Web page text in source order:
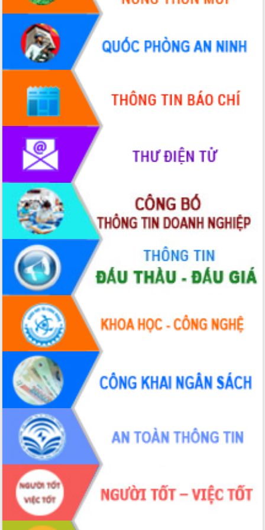
Hòn Yến phát triển du lịch gắn với bảo
tồn biển
Lấy ý kiến điều chỉnh Quy hoạch tỉnh
Đắk Lắk thời kỳ 2021-2030, tầm nhìn
đến năm 2050
Phát động chiến dịch 30 ngày đêm
giải phóng mặt bằng Tuyến đường bộ
ven biển
Đắk Lắk nỗ lực thúc đẩy tăng trưởng
kinh tế từ 10% trở lên trong Quý
II/2026
Đắk Lắk ký kết thỏa thuận hợp tác về
chuyển đổi số giai đoạn 2026 – 2030
với Tập đoàn Bưu chính Viễn thông
Việt Nam
Thứ trưởng Bộ Y tế làm việc với tỉnh
Đắk Lắk về phát triển nhân lực y tế
cho trạm y tế cấp xã
Du lịch Đắk Lắk nâng tầm trải nghiệm
du khách thông qua Hệ thống cơ sở dữ
liệu và Bản đồ số
Tập huấn ứng dụng trí tuệ nhân tạo (AI)
trong thương mại điện tử năm 2026
Đoàn đại biểu Quốc hội tỉnh Đắk Lắk
trao đổi thông tin trước Kỳ họp thứ
nhất, Quốc hội khóa XVI
Quyết liệt cải cách hành chính, khơi
thông nguồn lực phát triển
Nâng cao hiệu lực, hiệu quả HĐND
tỉnh thông qua hiện đại hóa hành chính
Xã Ea Phê gắn cải cách hành chính với
chuyển đổi số
Phó Chủ tịch Thường trực UBND tỉnh
Hồ Thị Nguyên Thảo làm việc tại Trung
tâm Phục vụ hành chính công xã Ea
Phê
Xây dựng nền hành chính số đồng
hành cùng nông dân dân, doanh nghiệp
Giai đoạn 2026-2030, Đắk Lắk phấn
đấu có 77% xã đạt chuẩn nông thôn
mới